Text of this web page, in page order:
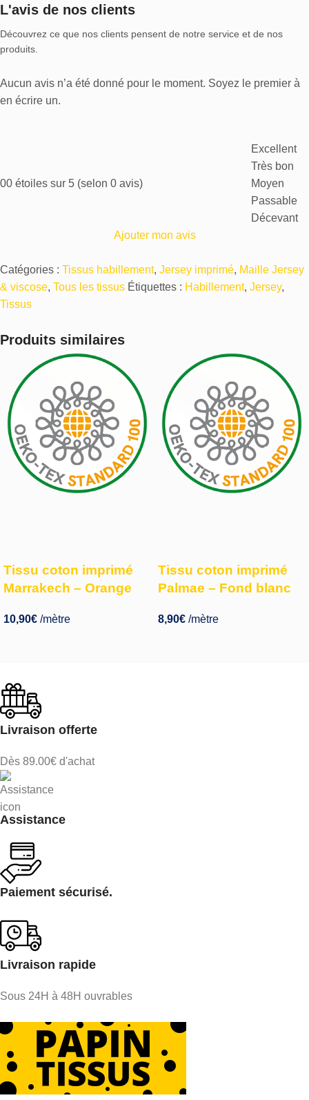
L'avis de nos clients
Découvrez ce que nos clients pensent de notre service et de nos
produits.
Aucun avis n’a été donné pour le moment. Soyez le premier à
en écrire un.
00 étoiles sur 5 (selon 0 avis)
Excellent
Très bon
Moyen
Passable
Décevant
Ajouter mon avis
Catégories : Tissus habillement, Jersey imprimé, Maille Jersey
& viscose, Tous les tissus Étiquettes : Habillement, Jersey,
Tissus
Produits similaires
Tissu coton imprimé
Marrakech – Orange
10,90€ /mètre
Tissu coton imprimé
Palmae – Fond blanc
8,90€ /mètre
Livraison offerte
Dès 89.00€ d'achat
Assistance
Paiement sécurisé.
Livraison rapide
Sous 24H à 48H ouvrables